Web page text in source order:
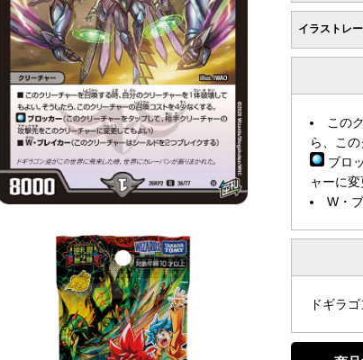
イラストレ
この
ら、こ
ブロ
ャーに変
W・
ドギラ